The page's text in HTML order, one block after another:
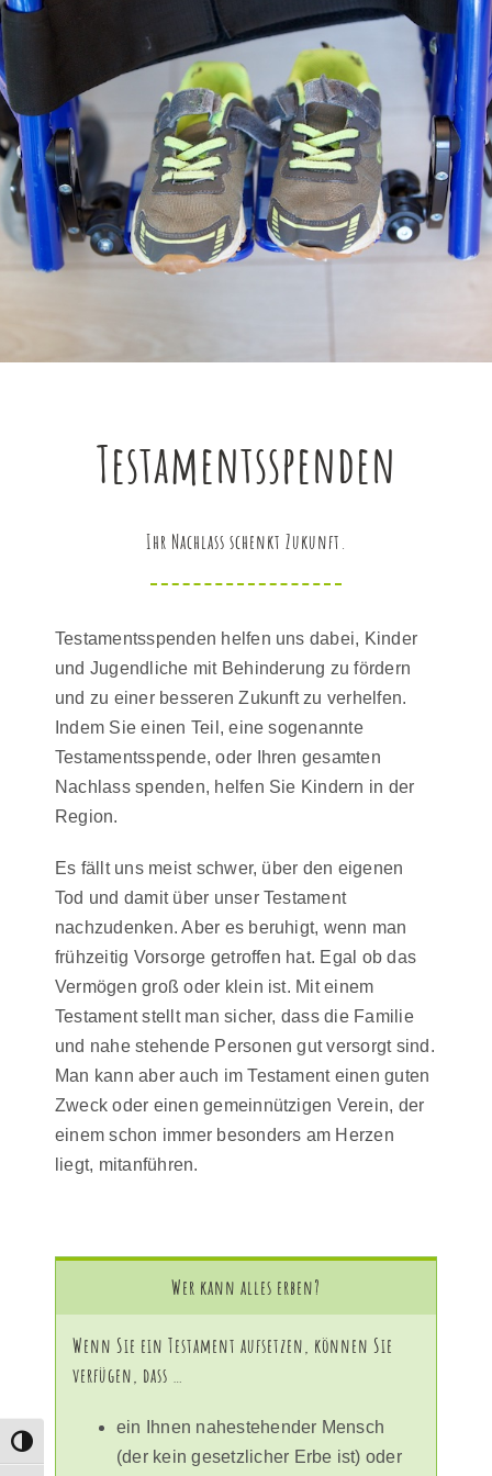
Umschalten auf hohe Kontraste
Testamentsspenden
Ihr Nachlass schenkt Zukunft.
Testamentsspenden helfen uns dabei, Kinder
und Jugendliche mit Behinderung zu fördern
und zu einer besseren Zukunft zu verhelfen.
Indem Sie einen Teil, eine sogenannte
Testamentsspende, oder Ihren gesamten
Nachlass spenden, helfen Sie Kindern in der
Region.
Es fällt uns meist schwer, über den eigenen
Tod und damit über unser Testament
nachzudenken. Aber es beruhigt, wenn man
frühzeitig Vorsorge getroffen hat. Egal ob das
Vermögen groß oder klein ist. Mit einem
Testament stellt man sicher, dass die Familie
und nahe stehende Personen gut versorgt sind.
Man kann aber auch im Testament einen guten
Zweck oder einen gemeinnützigen Verein, der
einem schon immer besonders am Herzen
liegt, mitanführen.
Wer kann alles erben?
Wenn Sie ein Testament aufsetzen, können Sie
verfügen, dass …
ein Ihnen nahestehender Mensch
(der kein gesetzlicher Erbe ist) oder